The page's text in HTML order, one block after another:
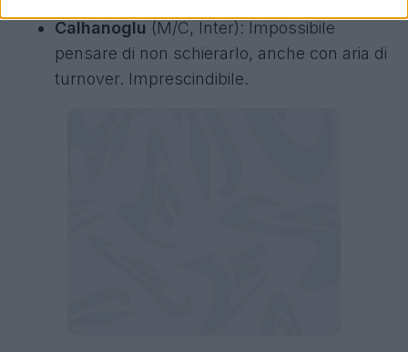
Calhanoglu (M/C, Inter): Impossibile
pensare di non schierarlo, anche con aria di
turnover. Imprescindibile.